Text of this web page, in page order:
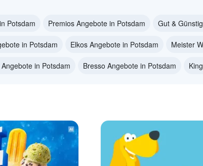
Potsdam Premios Angebote in Potsdam Gut &
in Potsdam Elkos Angebote in Potsdam Meister
in Potsdam Bresso Angebote in Potsdam